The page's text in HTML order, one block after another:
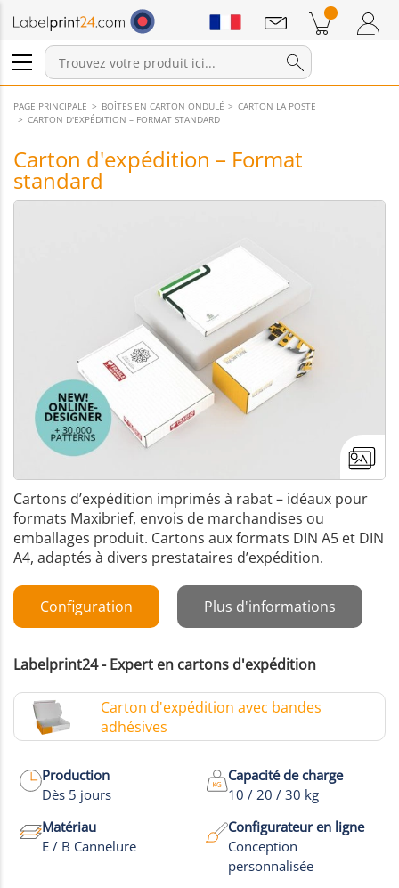
Connexion / Inscription
Produits dans le panier
Annonces
PAGE PRINCIPALE BOÎTES EN CARTON ONDULÉ
CARTON LA POSTE
CARTON D'EXPÉDITION – FORMAT STANDARD
Carton d'expédition – Format
standard
+1
Plus de
Photos
Cartons d’expédition imprimés à rabat – idéaux pour
formats Maxibrief, envois de marchandises ou
emballages produit. Cartons aux formats DIN A5 et DIN
A4, adaptés à divers prestataires d’expédition.
Configuration Plus d'informations
Labelprint24 - Expert en cartons d'expédition
Carton d'expédition avec bandes
adhésives
Production
Dès 5 jours
Capacité de charge
10 / 20 / 30 kg
Matériau
E / B Cannelure
Configurateur en ligne
Conception
personnalisée